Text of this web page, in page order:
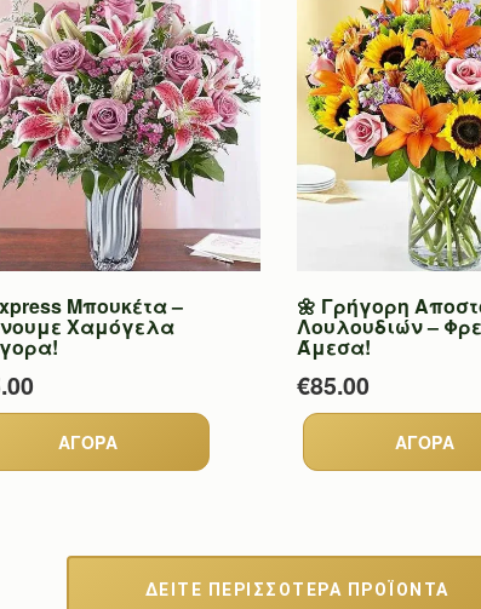
Μπουκέτα –
Χαμόγελα
🌼 Γρήγορη
Λουλουδιών –
Άμεσα!
€85.00
ΔΕΙΤΕ ΠΕΡΙΣΣΟΤΕΡΑ ΠΡΟΪΟΝΤΑ